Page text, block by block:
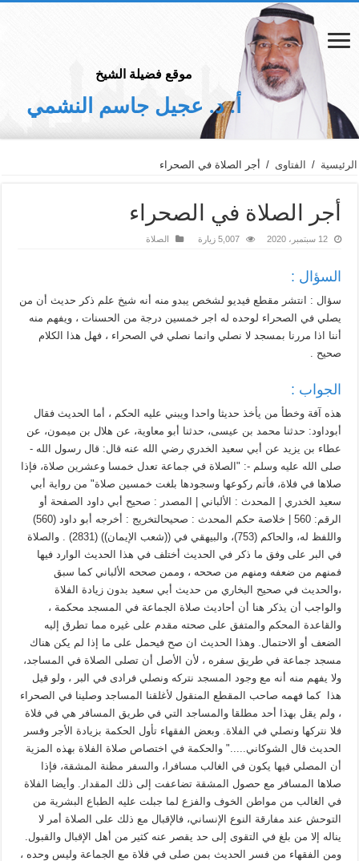
موقع فضيلة الشيخ
أ. د. عجيل جاسم النشمي
الرئيسية / الفتاوى / أجر الصلاة في الصحراء
أجر الصلاة في الصحراء
12 سبتمبر، 2020 5,007 زيارة الصلاة
السؤال :
سؤال : انتشر مقطع فيديو لشخص يبدو منه أنه شيخ علم ذكر حديث أن من
يصلي في الصحراء لوحده له اجر خمسين درجة من الحسنات ، ويفهم منه
أننا اذا مررنا بمسجد لا نصلي وانما نصلي في الصحراء ، فهل هذا الكلام
صحيح .
الجواب :
هذه آفة وخطأ من يأخذ حديثا واحدا ويبني عليه الحكم ، أما الحديث فقال
أبوداود: حدثنا محمد بن عيسى، حدثنا أبو معاوية، عن هلال بن ميمون، عن
عطاء بن يزيد عن أبي سعيد الخدري رضي الله عنه قال: قال رسول الله -
صلى الله عليه وسلم -: "الصلاة في جماعة تعدل خمسا وعشرين صلاة، فإذا
صلاها في فلاة، فأتم ركوعها وسجودها بلغت خمسين صلاة" من رواية أبي
سعيد الخدري | المحدث : الألباني | المصدر : صحيح أبي داود الصفحة أو
الرقم: 560 | خلاصة حكم المحدث : صحيحالتخريج : أخرجه أبو داود (560)
واللفظ له، والحاكم (753)، والبيهقي في ((شعب الإيمان)) (2831) . والصلاة
في البر على وفق ما ذكر في الحديث أختلف في هذا الحديث الوارد فيها
فمنهم من ضعفه ومنهم من صححه ، وممن صححه الألباني كما سبق
،والحديث في صحيح البخاري من حديث أبي سعيد بدون زيادة الفلاة
والواجب أن يذكر هنا أن أحاديث صلاة الجماعة في المسجد محكمة ،
والقاعدة المحكم والمتفق على صحته مقدم على غيره مما تطرق إليه
الضعف أو الاحتمال. وهذا الحديث ان صح فيحمل على ما إذا لم يكن هناك
مسجد جماعة في طريق سفره ، لأن الأصل أن تصلى الصلاة في المساجد،
ولا يفهم منه أنه مع وجود المسجد نتركه ونصلي فرادى في البر ، ولو قيل
هذا كما فهمه صاحب المقطع المنقول لأغلقنا المساجد وصلينا في الصحراء
، ولم يقل بهذا أحد مطلقا والمساجد التي في طريق المسافر هي في فلاة
فلا نتركها ونصلي في الفلاة. وبعض الفقهاء تأول الحكمة بزيادة الأجر وفسر
الحديث قال الشوكاني....." والحكمة في اختصاص صلاة الفلاة بهذه المزية
أن المصلي فيها يكون في الغالب مسافرا، والسفر مظنة المشقة، فإذا
صلاها المسافر مع حصول المشقة تضاعفت إلى ذلك المقدار. وأيضا الفلاة
في الغالب من مواطن الخوف والفزع لما جبلت عليه الطباع البشرية من
التوحش عند مفارقة النوع الإنساني، فالإقبال مع ذلك على الصلاة أمر لا
يناله إلا من بلغ في التقوى إلى حد يقصر عنه كثير من أهل الإقبال والقبول.
ومن الفقهاء من فسر الحديث بمن صلى في فلاة مع الجماعة وليس وحده ،